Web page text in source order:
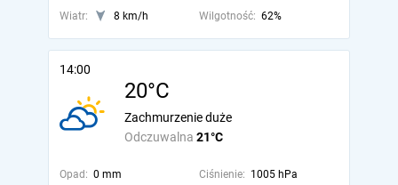
Wiatr:
8 km/h Wilgotność: 62%
14:00
20°C
Odczuwalna 21°C
Zachmurzenie duże
Opad: 0 mm Ciśnienie: 1005 hPa